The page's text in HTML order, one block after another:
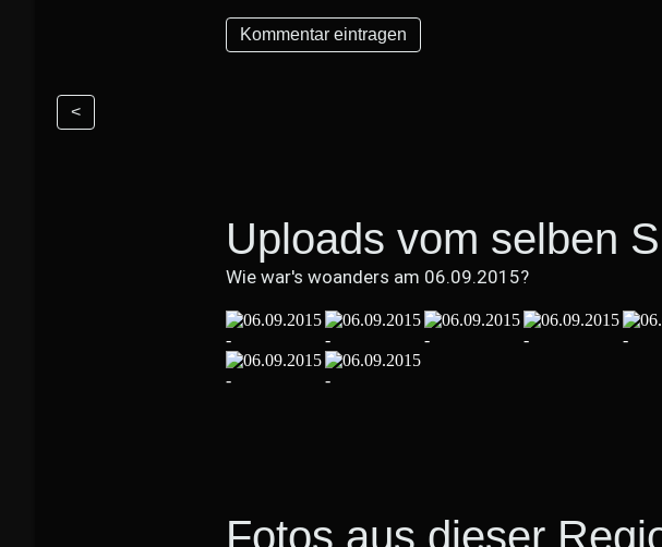
<
Uploads vom selben
Wie war's woanders am 06.09.2015?
Fotos aus dieser